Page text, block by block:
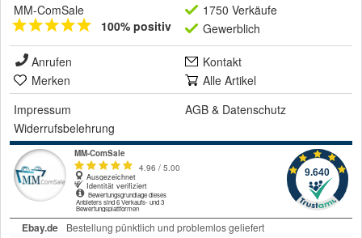
MM-ComSale
100% positiv
1750 Verkäufe
Gewerblich
Anrufen
Kontakt
Merken
Alle Artikel
Impressum
AGB & Datenschutz
Widerrufsbelehrung